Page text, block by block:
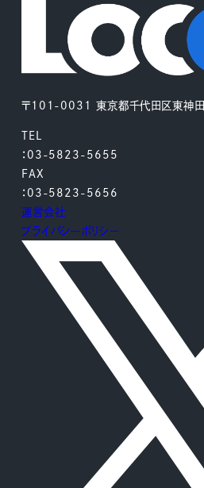
〒101-0031 東京都千代田区東神
TEL
：03-5823-5655
FAX
：03-5823-5656
運営会社
プライバシーポリシー